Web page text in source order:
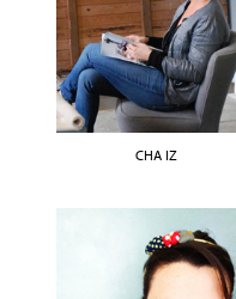
CHA IZ